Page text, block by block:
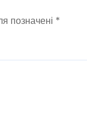
позначені *